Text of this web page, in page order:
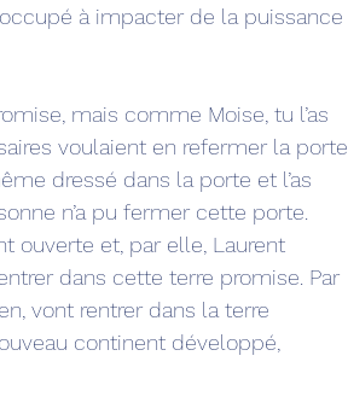
à impacter de la puissance
mais comme Moise, tu l’as
voulaient en refermer la porte,
dressé dans la porte et l’as
n’a pu fermer cette porte.
ouverte et, par elle, Laurent
dans cette terre promise. Par
vont rentrer dans la terre
continent développé,